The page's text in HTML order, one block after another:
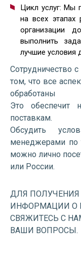
Цикл услуг: Мы
на всех
организации
выполнить
лучшие условия
Сотрудничество
том, что все
Это обеспечит
поставкам.
Обсудить
менеджерами по
можно лично
или России.
ДЛЯ
ИНФОРМАЦИИ О
СВЯЖИТЕСЬ С
ВАШИ ВОПРОСЫ.